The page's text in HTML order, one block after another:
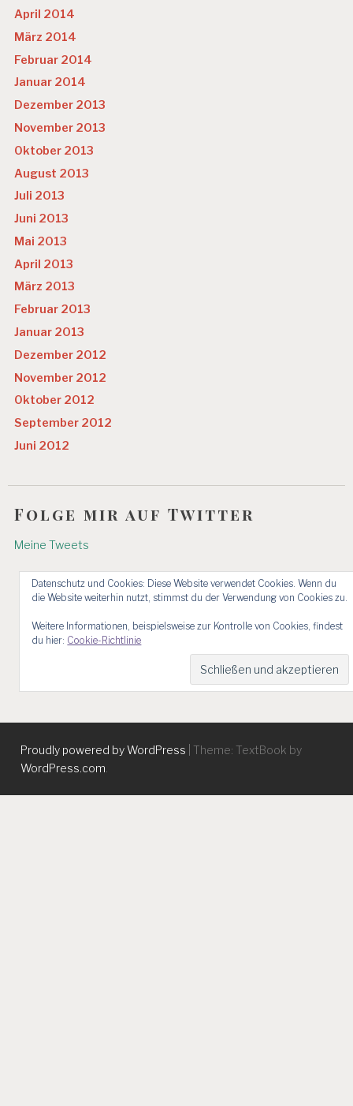
April 2014
März 2014
Februar 2014
Januar 2014
Dezember 2013
November 2013
Oktober 2013
August 2013
Juli 2013
Juni 2013
Mai 2013
April 2013
März 2013
Februar 2013
Januar 2013
Dezember 2012
November 2012
Oktober 2012
September 2012
Juni 2012
Folge mir auf Twitter
Meine Tweets
Datenschutz und Cookies: Diese Website verwendet Cookies. Wenn du
die Website weiterhin nutzt, stimmst du der Verwendung von Cookies zu.
Weitere Informationen, beispielsweise zur Kontrolle von Cookies, findest
du hier: Cookie-Richtlinie
Proudly powered by WordPress
Theme: TextBook by
WordPress.com